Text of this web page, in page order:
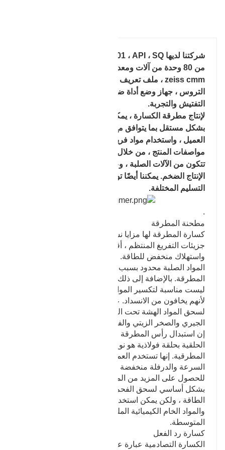
من 80 وحدة من آلات ومعدات المعالجة ، بالإضافة إلى
zeiss cmm ، ملف تعريف لوحة صغيرة يابانية ، كاشف
التفتيش والتجربة.
لإنتاج مطرقة الكسارة ، يمكن لمنظمتنا تصميم القالب
بشكل مستقل بما يتوافق مع الرسومات المقدمة من
العميل ، واستخدام مواد فريدة من نوعها تتوافق مع
مواصفات المنتج ، من خلال سلسلة من التقنيات التي
تتكون من الآلات الصلبة ، وعلاج الحرارة ، واستكمال
الإنتاج الضخم. يمكننا أيضًا توفير متطلبات المستفيد لحالة
التسليم المختلفة.
.
مطحنة المطرقة
كسارة المطرقة لها مزايا نسبة التكسير الكبيرة ، حجم
جزيئات التفريغ المنتظم ، أقل من المواد المكسرة
واستهلاك منخفض للطاقة. ومع ذلك ، فإن تطبيق تكسير
المواد الصلبة محدود بسبب التآكل السريع لرأس
المطرقة. بالإضافة إلى ذلك ، فإن القضبان الشبكية
ليست مناسبة لتكسير المواد والطين ذات الرطوبة العالية
لأنهم يخافون من الانسداد. عادة ما تستخدم هذه الكسارة
لسحق المواد الهشة تحت الصلابة المتوسطة ، مثل الحجر
الجيري والصخر الزيتي والفحم والجبس والطباشير.
إن استبدال رأس المطرقة للكسارة المطرقية بالكسارة
الحلقية بحلقة فولاذية هو نوع مختلف من الكسارة
المطرقية. إنها تستخدم العمل المشترك للتأثير عالي
السرعة والدرفلة منخفضة السرعة لسحق المواد ، وذلك
للحصول على المزيد من المنتجات المكررة. إنها تستخدم
بشكل أساسي لسحق الفحم المستخدم في محطات توليد
الطاقة ، ولكن يمكن استخدامها أيضًا في تكسير الجبس ،
والمواد الخام الكيميائية الملحية وبعض المواد ذات الصلابة
المتوسطة.
كسارة رد الفعل
الكسارة التصادمية عبارة عن آلة تستخدم التأثير عالي